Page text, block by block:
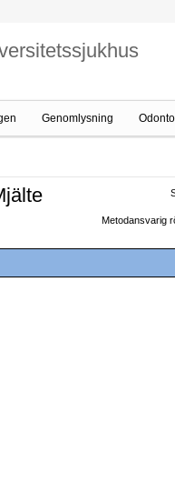
Genomlysning
Metodansvarig